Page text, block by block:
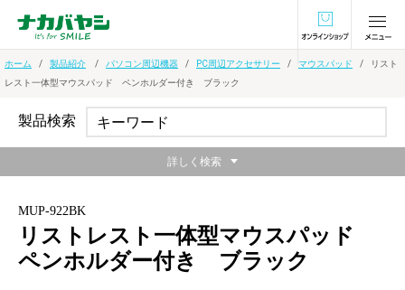
オンラインショ
ホーム 製品紹介 パソコン周辺機器 PC周辺アクセサリー マウスパッド
リスト
レスト一体型マウスパッド ペンホルダー付き ブラック
MUP-922BK
リストレスト一体型マウスパッド
ペンホルダー付き ブラック
製品検索
詳しく検索